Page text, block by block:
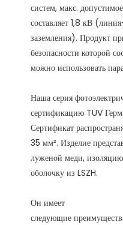
систем, макс.
составляет 1,8 кВ
заземления). Продукт
безопасности которой
Наша серия
сертификацию TÜV
Сертификат
35 мм². Изделие
луженой меди,